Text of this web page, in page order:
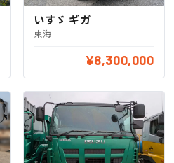
いすゞ ギガ
東海
¥8,300,000